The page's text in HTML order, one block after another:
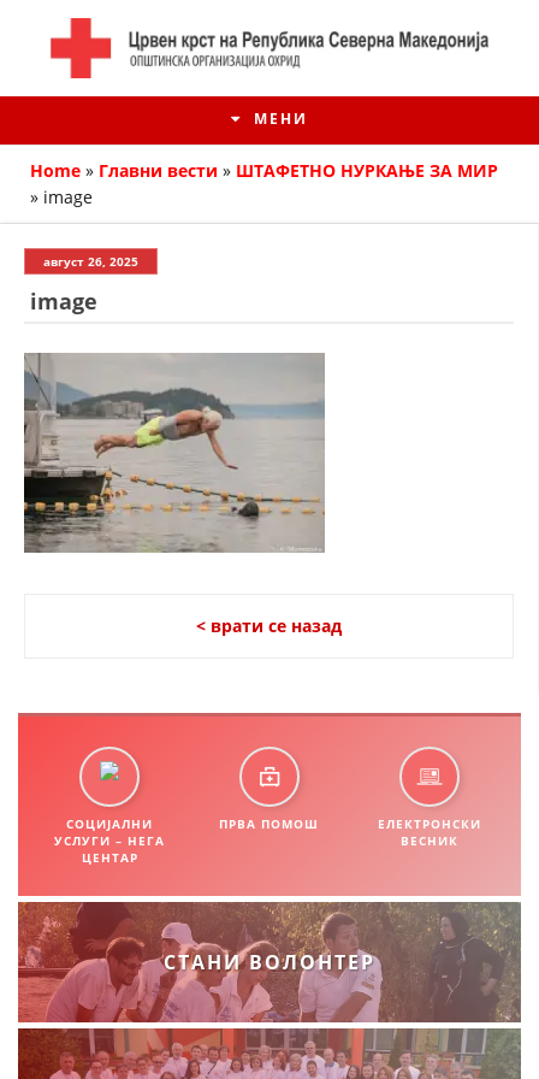
МЕНИ
ИСТОРИЈАТ НА ЦКРМ
ИСТОРИЈАТ НА ДВИЖЕЊЕТО
СТРУКТУРА НА ОРГАНИЗАЦИЈАТА
ЧЛЕНСТВО ВО ПРОФЕСИОНАЛНИ ТЕЛА
СТАТУТ НА ЦКРМ
ОРГАНИЗАЦИЈА И РАЗВОЈ
РАКОВОДЕН ОДБОР
СОБРАНИЕ
СТРУКТУРА И ОРГАНИЗАЦИОНА ПОСТАВЕНОСТ
Home » Главни вести » ШТАФЕТНО НУРКАЊЕ ЗА МИР
» image
август 26, 2025
image
< врати се назад
СОЦИЈАЛНИ
УСЛУГИ – НЕГА
ЦЕНТАР
ПРВА ПОМОШ
ЕЛЕКТРОНСКИ
ВЕСНИК
СТАНИ ВОЛОНТЕР